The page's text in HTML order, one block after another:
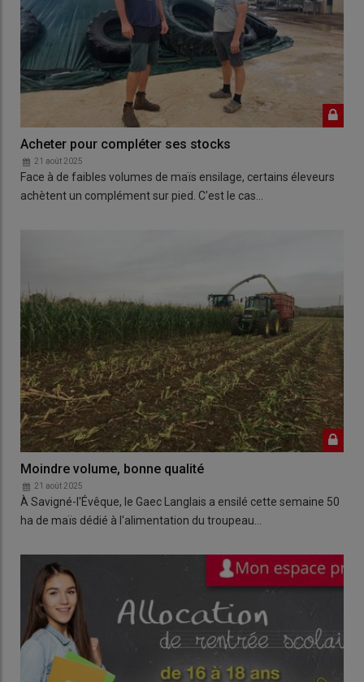
Acheter pour compléter ses stocks
21 août 2025
Face à de faibles volumes de maïs ensilage, certains éleveurs
achètent un complément sur pied. C'est le cas…
Moindre volume, bonne qualité
21 août 2025
À Savigné-l'Évêque, le Gaec Langlais a ensilé cette semaine 50
ha de maïs dédié à l'alimentation du troupeau…